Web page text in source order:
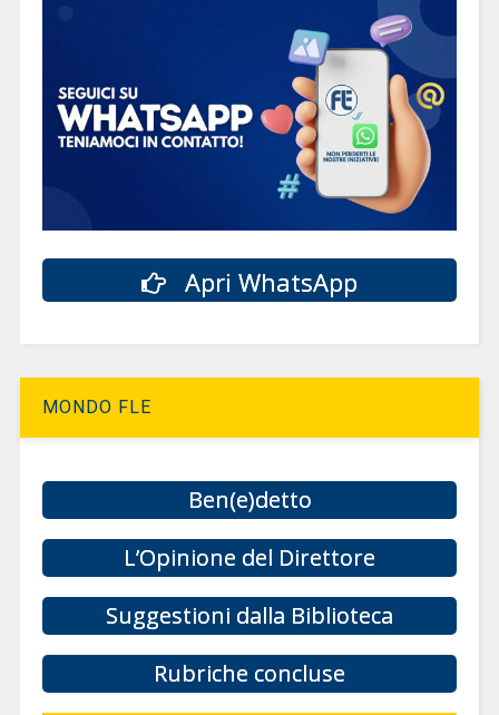
Apri WhatsApp
MONDO FLE
Ben(e)detto
L’Opinione del Direttore
Suggestioni dalla Biblioteca
Rubriche concluse